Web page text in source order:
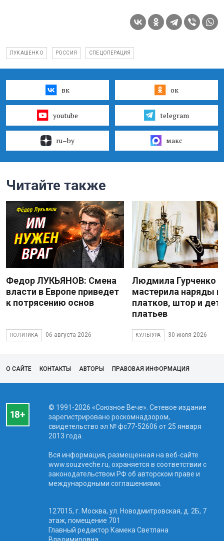
ЛУКАШЕНКО РОССИЯ СПЕЦОПЕРАЦИЯ
вк ок
youtube telegram
ru–by макс
Читайте также
Федор ЛУКЬЯНОВ: Смена
власти в Европе приведет
к потрясению основ
ПОЛИТИКА 06 августа 2026
Людмила Гурченко
мастерила наряды
платков, штор и
платьев
КУЛЬТУРА 30 июля 2026
О САЙТЕ КОНТАКТЫ АВТОРЫ ПРАВОВАЯ ИНФОРМАЦИЯ
© 1991-2026 «Союзное Вече». Сетевое издание
зарегистрировано роскомнадзором,
свидетельство эл № фc77-52606 от 25 января
2013 года.
Вся информация, размещенная на веб-сайте
www.souzveche.ru, охраняется в соответствии с
законодательством РФ об авторском праве и
международными соглашениями.
127015, г. Москва, ул. Новодмитровская, д. 2Б, 7
этаж, помещение 701
Главный редактор Камека Светлана
Владимировна